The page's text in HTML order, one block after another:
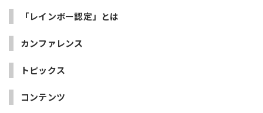
「レインボー認定」とは
カンファレンス
トピックス
コンテンツ